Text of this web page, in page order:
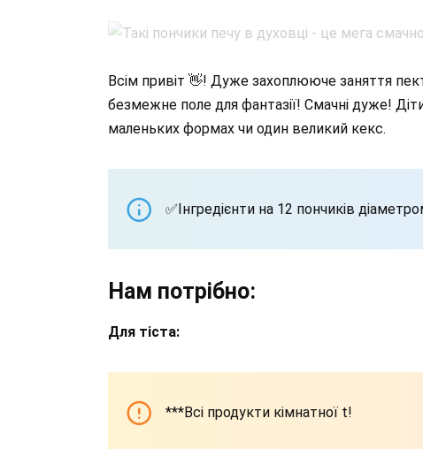
Всім привіт 👋! Дуже захоплююче заняття
безмежне поле для фантазії! Смачні дуже!
маленьких формах чи один великий кекс.
✅Інгредієнти на 12 пончиків
Нам потрібно:
Для тіста:
***Всі продукти кімнатної t!